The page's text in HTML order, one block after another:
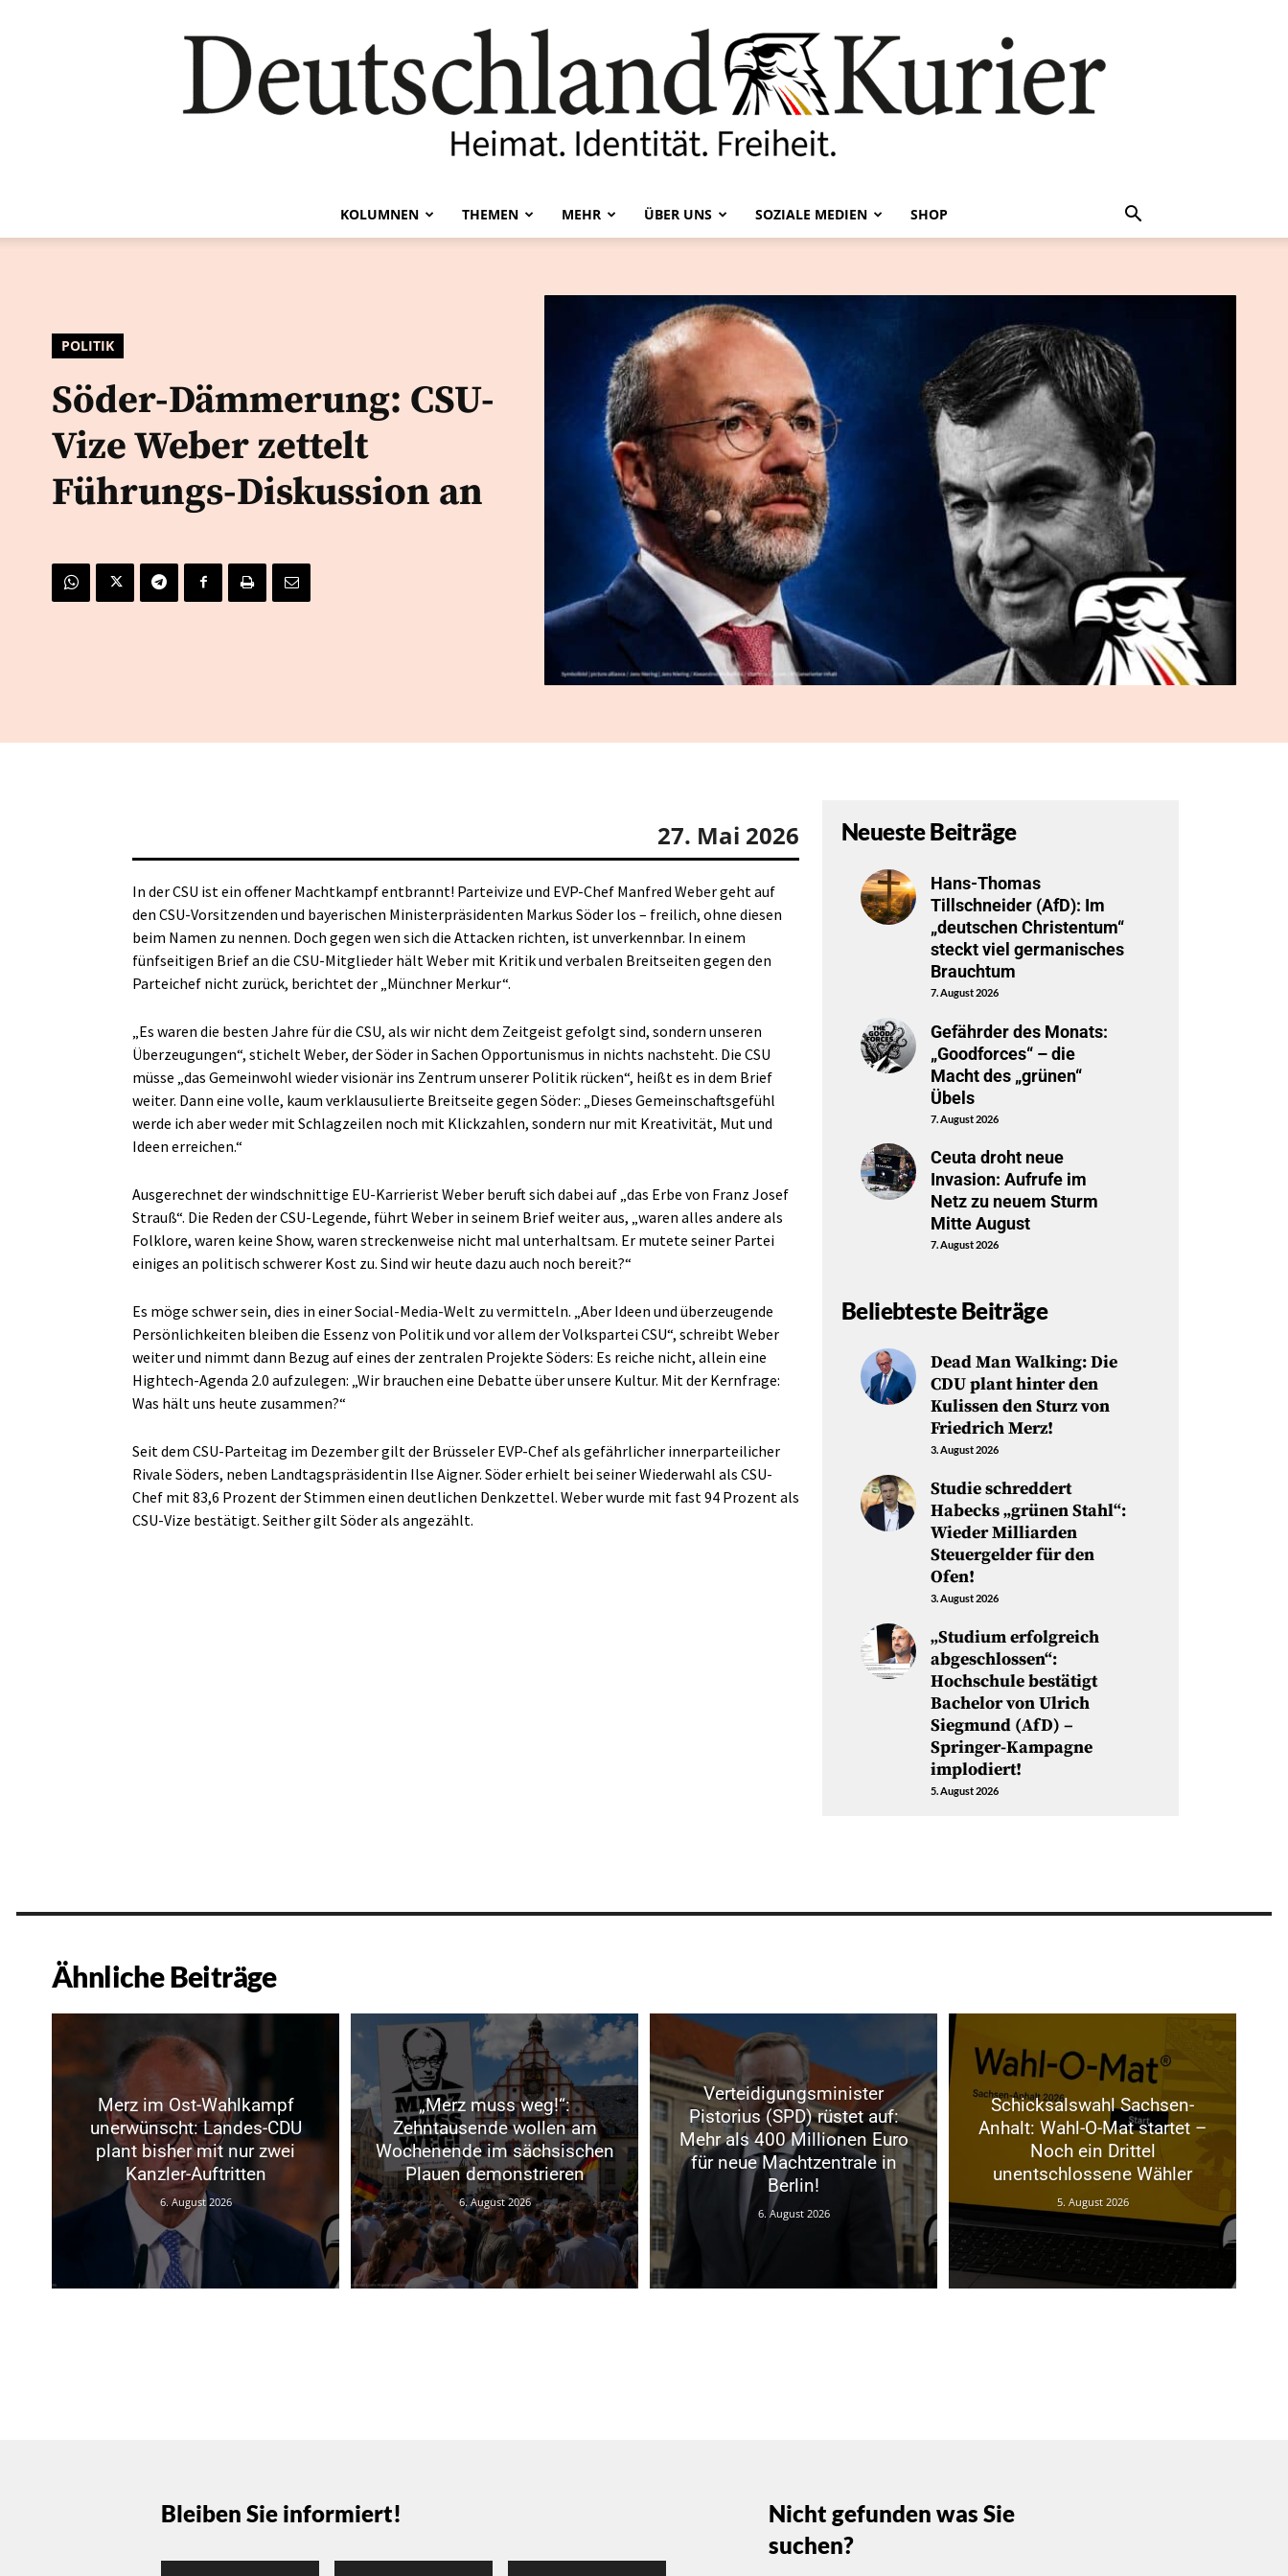
Kurier
KOLUMNEN THEMEN MEHR ÜBER UNS SOZIALE MEDIEN SHOP
POLITIK
Söder-Dämmerung: CSU-
Vize Weber zettelt
Führungs-Diskussion an
27. Mai 2026
In der CSU ist ein offener Machtkampf entbrannt! Parteivize und EVP-Chef Manfred Weber geht auf
den CSU-Vorsitzenden und bayerischen Ministerpräsidenten Markus Söder los – freilich, ohne diesen
beim Namen zu nennen. Doch gegen wen sich die Attacken richten, ist unverkennbar. In einem
fünfseitigen Brief an die CSU-Mitglieder hält Weber mit Kritik und verbalen Breitseiten gegen den
Parteichef nicht zurück, berichtet der „Münchner Merkur“.
„Es waren die besten Jahre für die CSU, als wir nicht dem Zeitgeist gefolgt sind, sondern unseren
Überzeugungen“, stichelt Weber, der Söder in Sachen Opportunismus in nichts nachsteht. Die CSU
müsse „das Gemeinwohl wieder visionär ins Zentrum unserer Politik rücken“, heißt es in dem Brief
weiter. Dann eine volle, kaum verklausulierte Breitseite gegen Söder: „Dieses Gemeinschaftsgefühl
werde ich aber weder mit Schlagzeilen noch mit Klickzahlen, sondern nur mit Kreativität, Mut und
Ideen erreichen.“
Ausgerechnet der windschnittige EU-Karrierist Weber beruft sich dabei auf „das Erbe von Franz Josef
Strauß“. Die Reden der CSU-Legende, führt Weber in seinem Brief weiter aus, „waren alles andere als
Folklore, waren keine Show, waren streckenweise nicht mal unterhaltsam. Er mutete seiner Partei
einiges an politisch schwerer Kost zu. Sind wir heute dazu auch noch bereit?“
Es möge schwer sein, dies in einer Social-Media-Welt zu vermitteln. „Aber Ideen und überzeugende
Persönlichkeiten bleiben die Essenz von Politik und vor allem der Volkspartei CSU“, schreibt Weber
weiter und nimmt dann Bezug auf eines der zentralen Projekte Söders: Es reiche nicht, allein eine
Hightech-Agenda 2.0 aufzulegen: „Wir brauchen eine Debatte über unsere Kultur. Mit der Kernfrage:
Was hält uns heute zusammen?“
Seit dem CSU-Parteitag im Dezember gilt der Brüsseler EVP-Chef als gefährlicher innerparteilicher
Rivale Söders, neben Landtagspräsidentin Ilse Aigner. Söder erhielt bei seiner Wiederwahl als CSU-
Chef mit 83,6 Prozent der Stimmen einen deutlichen Denkzettel. Weber wurde mit fast 94 Prozent als
CSU-Vize bestätigt. Seither gilt Söder als angezählt.
Neueste Beiträge
Hans-Thomas
Tillschneider (AfD): Im
„deutschen Christentum“
steckt viel germanisches
Brauchtum
7. August 2026
Gefährder des Monats:
„Goodforces“ – die
Macht des „grünen“
Übels
7. August 2026
Ceuta droht neue
Invasion: Aufrufe im
Netz zu neuem Sturm
Mitte August
7. August 2026
Beliebteste Beiträge
Dead Man Walking: Die
CDU plant hinter den
Kulissen den Sturz von
Friedrich Merz!
3. August 2026
Studie schreddert
Habecks „grünen Stahl“:
Wieder Milliarden
Steuergelder für den
Ofen!
3. August 2026
„Studium erfolgreich
abgeschlossen“:
Hochschule bestätigt
Bachelor von Ulrich
Siegmund (AfD) –
Springer-Kampagne
implodiert!
5. August 2026
Ähnliche Beiträge
Merz im Ost-Wahlkampf
unerwünscht: Landes-CDU
plant bisher mit nur zwei
Kanzler-Auftritten
6. August 2026
„Merz muss weg!“:
Zehntausende wollen am
Wochenende im sächsischen
Plauen demonstrieren
6. August 2026
Verteidigungsminister
Pistorius (SPD) rüstet auf:
Mehr als 400 Millionen Euro
für neue Machtzentrale in
Berlin!
6. August 2026
Schicksalswahl Sachsen-
Anhalt: Wahl-O-Mat startet –
Noch ein Drittel
unentschlossene Wähler
5. August 2026
Bleiben Sie informiert!
Nicht gefunden was Sie
suchen?